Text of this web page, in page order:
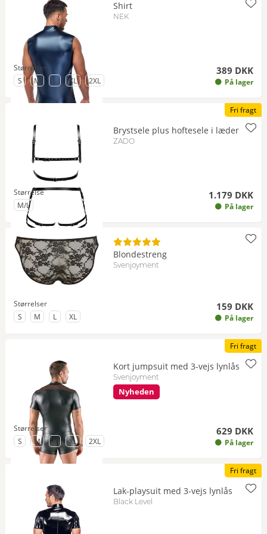
Shirt
NEK
389 DKK
På lager
Størrelser
til Størrelse
S til Størrelse
M til Størrelse
L til Størrelse
XL til Størrelse
2XL
Fri fragt
Brystsele plus hoftesele i læder
ZADO
1.179 DKK
På lager
Størrelse
til Størrelse
M/L
Blondestreng
Svenjoyment
159 DKK
På lager
Størrelser
til Størrelse
S til Størrelse
M til Størrelse
L til Størrelse
XL
Fri fragt
Kort jumpsuit med 3-vejs lynlås
Svenjoyment
Nyheden
629 DKK
På lager
Størrelser
til Størrelse
S til Størrelse
M til Størrelse
L til Størrelse
XL til Størrelse
2XL
Fri fragt
Lak-playsuit med 3-vejs lynlås
Black Level